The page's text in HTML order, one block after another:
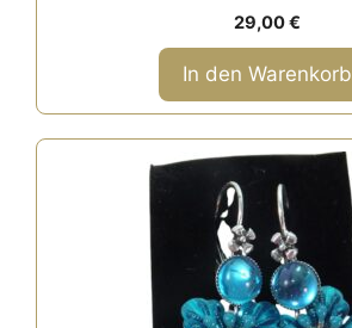
o
5
29,00€
In den Warenkorb